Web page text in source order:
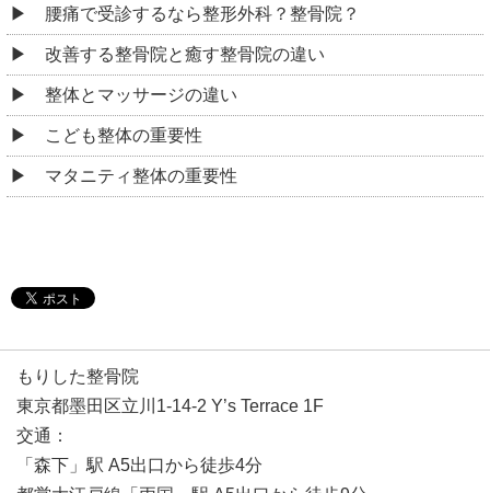
腰痛で受診するなら整形外科？整骨院？
改善する整骨院と癒す整骨院の違い
整体とマッサージの違い
こども整体の重要性
マタニティ整体の重要性
もりした整骨院
東京都墨田区立川1-14-2 Y’s Terrace 1F
交通：
「森下」駅 A5出口から徒歩4分